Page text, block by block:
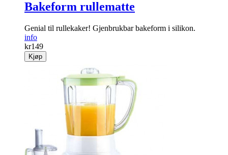
Bakeform rullematte
Genial til rullekaker! Gjenbrukbar bakeform i silikon.
info
kr149
Kjøp